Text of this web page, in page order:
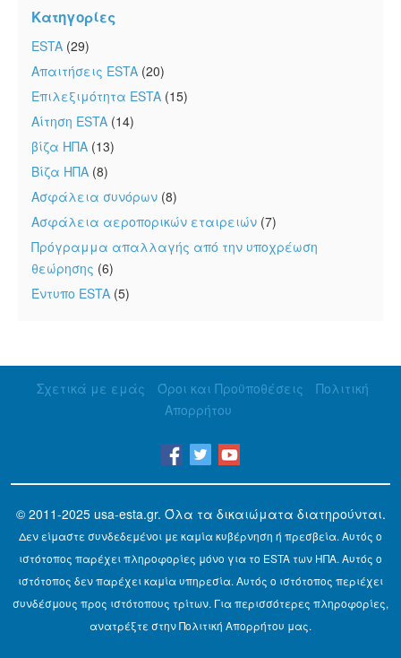
Κατηγορίες
ESTA (29)
Απαιτήσεις ESTA (20)
Επιλεξιμότητα ESTA (15)
Αίτηση ESTA (14)
βίζα ΗΠΑ (13)
Βίζα ΗΠΑ (8)
Ασφάλεια συνόρων (8)
Ασφάλεια αεροπορικών εταιρειών (7)
Πρόγραμμα απαλλαγής από την υποχρέωση
θεώρησης (6)
Έντυπο ESTA (5)
Σχετικά με εμάς Όροι και Προϋποθέσεις
Πολιτική
Απορρήτου
© 2011-2025 usa-esta.gr. Όλα τα δικαιώματα διατηρούνται.
Δεν είμαστε συνδεδεμένοι με καμία κυβέρνηση ή πρεσβεία. Αυτός ο
ιστότοπος παρέχει πληροφορίες μόνο για το ESTA των ΗΠΑ. Αυτός ο
ιστότοπος δεν παρέχει καμία υπηρεσία. Αυτός ο ιστότοπος περιέχει
συνδέσμους προς ιστότοπους τρίτων. Για περισσότερες πληροφορίες,
ανατρέξτε στην Πολιτική Απορρήτου μας.